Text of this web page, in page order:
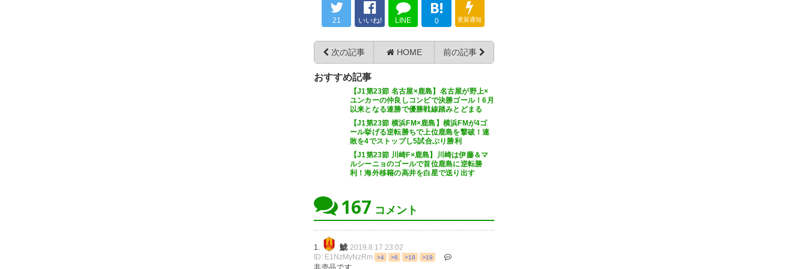
よし！勝った！！ 相馬くんナイ
スシュート！ でも今日のMVPは
ブエノ！！ありがとう！！
#antlers
— ma4 (ma4ne)2019, 8月 17
この勝利は意味がある。優勝圏
がぐっと近づいた。 #antlers
— duckhouse_jp
(duckhouse_jp)2019, 8月 17
21 いいね! LINE
B!
0 更新通知
次の記事 HOME 前の記事
おすすめ記事
【J1第23節 名古屋×鹿島】名古屋が野上×
ユンカーの仲良しコンビで決勝ゴール！6月
以来となる連勝で優勝戦線踏みとどまる
【J1第23節 横浜FM×鹿島】横浜FMが4ゴ
ール挙げる逆転勝ちで上位鹿島を撃破！連
敗を4でストップし5試合ぶり勝利
【J1第23節 川崎F×鹿島】川崎は伊藤＆マ
ルシーニョのゴールで首位鹿島に逆転勝
利！海外移籍の高井を白星で送り出す
167 コメント
1. 鯱 2019.8.17 23:02
ID: E1NzMyNzRm
>4 >6 >18 >19
非売品です